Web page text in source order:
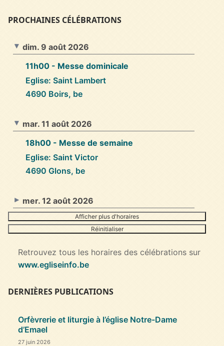
PROCHAINES CÉLÉBRATIONS
dim. 9 août 2026
11h00 - Messe dominicale
Eglise: Saint Lambert
4690 Boirs, be
mar. 11 août 2026
18h00 - Messe de semaine
Eglise: Saint Victor
4690 Glons, be
mer. 12 août 2026
Afficher plus d'horaires
Réinitialiser
Retrouvez tous les horaires des célébrations sur
www.egliseinfo.be
DERNIÈRES PUBLICATIONS
Orfèvrerie et liturgie à l’église Notre-Dame
d’Emael
27 juin 2026